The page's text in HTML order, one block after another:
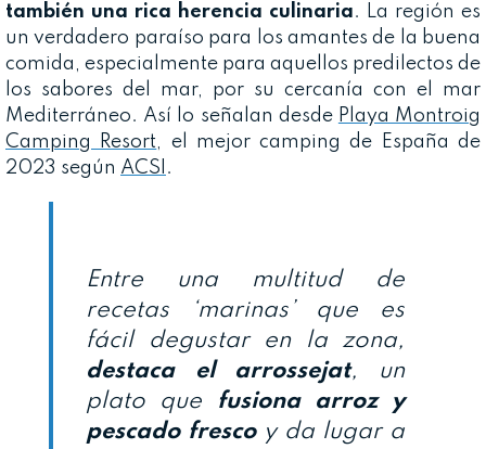
también una rica herencia culinaria. La región es
un verdadero paraíso para los amantes de la buena
comida, especialmente para aquellos predilectos de
los sabores del mar, por su cercanía con el mar
Mediterráneo. Así lo señalan desde Playa Montroig
Camping Resort, el mejor camping de España de
2023 según ACSI .
Entre una multitud de
recetas ‘marinas’ que es
fácil degustar en la zona,
destaca el arrossejat, un
plato que
fusiona arroz y
pescado frescoy da lugar a